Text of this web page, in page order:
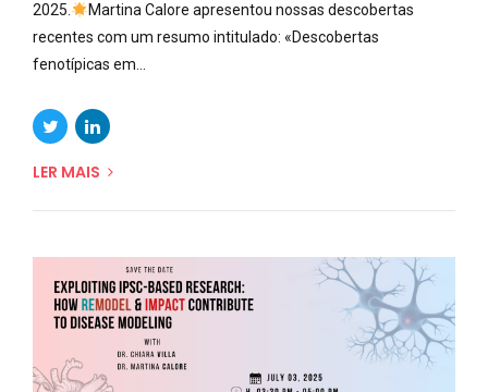
2025.
Martina Calore apresentou nossas descobertas
recentes com um resumo intitulado: «Descobertas
fenotípicas em...
LER MAIS